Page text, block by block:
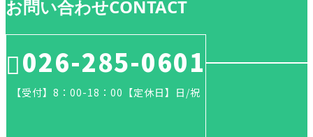
お問い合わせCONTACT
026-285-0601
【受付】8：00-18：00【定休日】日/祝